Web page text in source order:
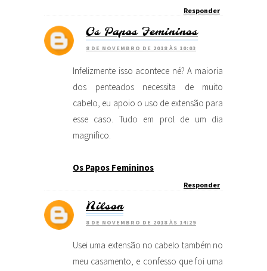
Responder
Os Papos Femininos
8 DE NOVEMBRO DE 2018 ÀS 10:03
Infelizmente isso acontece né? A maioria
dos penteados necessita de muito
cabelo, eu apoio o uso de extensão para
esse caso. Tudo em prol de um dia
magnifico.
Os Papos Femininos
Responder
Nilson
8 DE NOVEMBRO DE 2018 ÀS 14:29
Usei uma extensão no cabelo também no
meu casamento, e confesso que foi uma